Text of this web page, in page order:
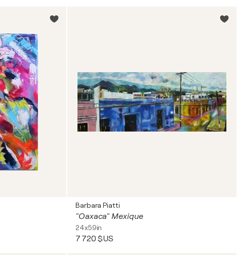
Barbara Piatti
"Oaxaca" Mexique
24x59in
7 720 $US